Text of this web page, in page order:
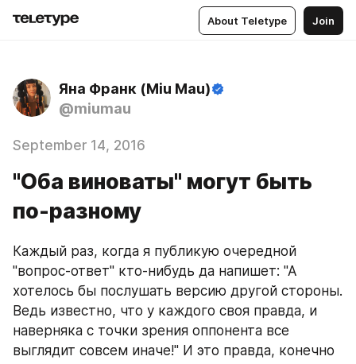
About Teletype Join
Яна Франк (Miu Mau)
@miumau
September 14, 2016
"Оба виноваты" могут быть
по-разному
Каждый раз, когда я публикую очередной
"вопрос-ответ" кто-нибудь да напишет: "А
хотелось бы послушать версию другой стороны.
Ведь известно, что у каждого своя правда, и
наверняка с точки зрения оппонента все
выглядит совсем иначе!" И это правда, конечно